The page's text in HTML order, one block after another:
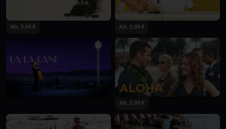
Alk. 3,99 € Alk. 3,99 €
Alk. 3,99 €